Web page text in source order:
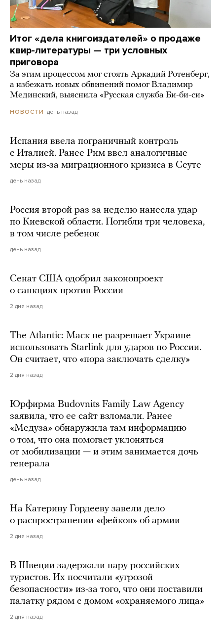
Итог «дела книгоиздателей» о продаже
квир-литературы — три условных
приговора
За этим процессом мог стоять Аркадий Ротенберг,
а избежать новых обвинений помог Владимир
Мединский, выяснила «Русская служба Би-би-си»
НОВОСТИ день назад
Испания ввела пограничный контроль
с Италией. Ранее Рим ввел аналогичные
меры из-за миграционного кризиса в Сеуте
день назад
Россия второй раз за неделю нанесла удар
по Киевской области. Погибли три человека,
в том числе ребенок
день назад
Сенат США одобрил законопроект
о санкциях против России
2 дня назад
The Atlantic: Маск не разрешает Украине
использовать Starlink для ударов по России.
Он считает, что «пора заключать сделку»
2 дня назад
Юрфирма Budovnits Family Law Agency
заявила, что ее сайт взломали. Ранее
«Медуза» обнаружила там информацию
о том, что она помогает уклоняться
от мобилизации — и этим занимается дочь
генерала
день назад
На Катерину Гордееву завели дело
о распространении «фейков» об армии
2 дня назад
В Швеции задержали пару российских
туристов. Их посчитали «угрозой
безопасности» из-за того, что они поставили
палатку рядом с домом «охраняемого лица»
2 дня назад